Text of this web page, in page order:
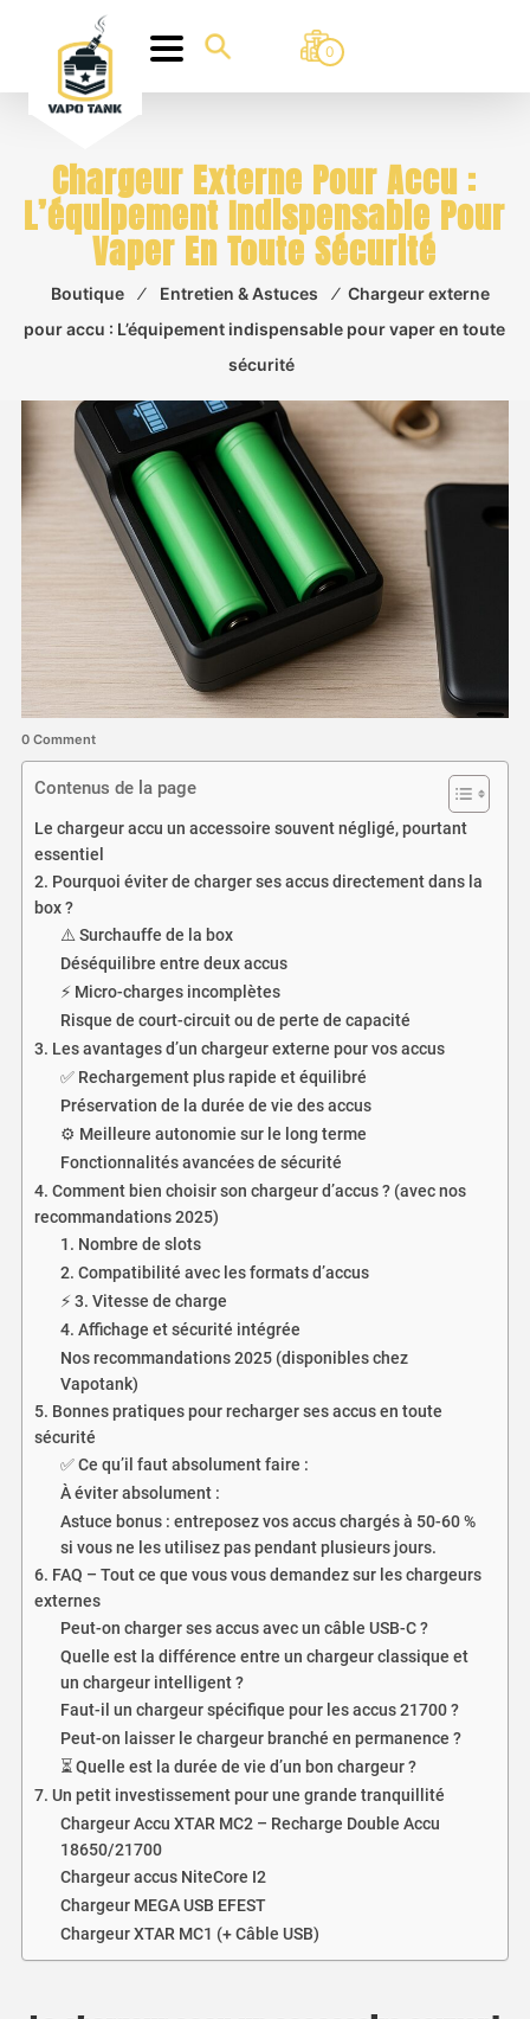
0
Chargeur Externe Pour Accu :
L’équipement Indispensable Pour
Vaper En Toute Sécurité
Boutique ⁄ Entretien & Astuces ⁄ Chargeur externe
pour accu : L’équipement indispensable pour vaper en toute
sécurité
0 Comment
Contenus de la page
Le chargeur accu un accessoire souvent négligé, pourtant
essentiel
2. Pourquoi éviter de charger ses accus directement dans la
box ?
⚠️ Surchauffe de la box
Déséquilibre entre deux accus
⚡ Micro-charges incomplètes
Risque de court-circuit ou de perte de capacité
3. Les avantages d’un chargeur externe pour vos accus
✅ Rechargement plus rapide et équilibré
Préservation de la durée de vie des accus
⚙️ Meilleure autonomie sur le long terme
Fonctionnalités avancées de sécurité
4. Comment bien choisir son chargeur d’accus ? (avec nos
recommandations 2025)
1. Nombre de slots
2. Compatibilité avec les formats d’accus
⚡ 3. Vitesse de charge
4. Affichage et sécurité intégrée
Nos recommandations 2025 (disponibles chez
Vapotank)
5. Bonnes pratiques pour recharger ses accus en toute
sécurité
✅ Ce qu’il faut absolument faire :
À éviter absolument :
Astuce bonus : entreposez vos accus chargés à 50-60 %
si vous ne les utilisez pas pendant plusieurs jours.
6. FAQ – Tout ce que vous vous demandez sur les chargeurs
externes
Peut-on charger ses accus avec un câble USB-C ?
Quelle est la différence entre un chargeur classique et
un chargeur intelligent ?
Faut-il un chargeur spécifique pour les accus 21700 ?
Peut-on laisser le chargeur branché en permanence ?
⏳ Quelle est la durée de vie d’un bon chargeur ?
7. Un petit investissement pour une grande tranquillité
Chargeur Accu XTAR MC2 – Recharge Double Accu
18650/21700
Chargeur accus NiteCore I2
Chargeur MEGA USB EFEST
Chargeur XTAR MC1 (+ Câble USB)